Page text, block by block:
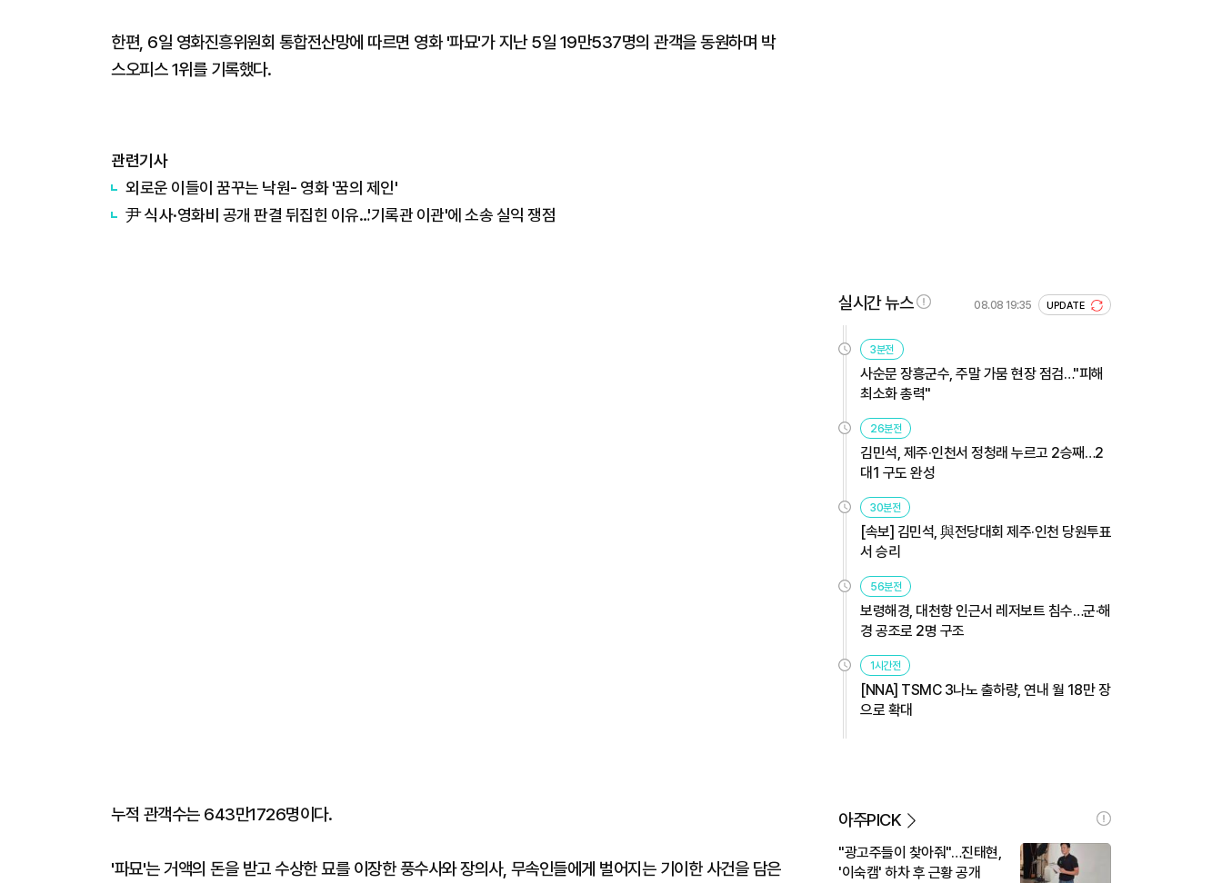
한편, 6일 영화진흥위원회 통합전산망에 따르면 영화 '파묘'가 지난 5일 19만537명의 관객을 동원하며 박
스오피스 1위를 기록했다.
관련기사
외로운 이들이 꿈꾸는 낙원- 영화 '꿈의 제인'
尹 식사·영화비 공개 판결 뒤집힌 이유…'기록관 이관'에 소송 실익 쟁점
누적 관객수는 643만1726명이다.
'파묘'는 거액의 돈을 받고 수상한 묘를 이장한 풍수사와 장의사, 무속인들에게 벌어지는 기이한 사건을 담은
실시간 뉴스 08.08 19:35 UPDATE
3분전
사순문 장흥군수, 주말 가뭄 현장 점검…"피해
최소화 총력"
26분전
김민석, 제주·인천서 정청래 누르고 2승째…2
대1 구도 완성
30분전
[속보] 김민석, 與전당대회 제주·인천 당원투표
서 승리
56분전
보령해경, 대천항 인근서 레저보트 침수…군·해
경 공조로 2명 구조
1시간전
[NNA] TSMC 3나노 출하량, 연내 월 18만 장
으로 확대
아주PICK
"광고주들이 찾아줘"…진태현,
'이숙캠' 하차 후 근황 공개